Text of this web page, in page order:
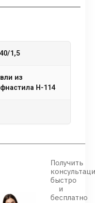
1,5
Н-114
Получить
быстро
и
бесплатно